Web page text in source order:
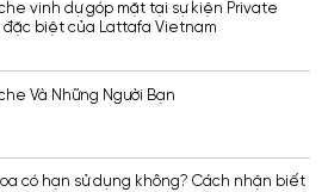
vinh dự góp mặt tại sự kiện Private
đặc biệt của Lattafa Vietnam
Và Những Người Bạn
có hạn sử dụng không? Cách nhận biết